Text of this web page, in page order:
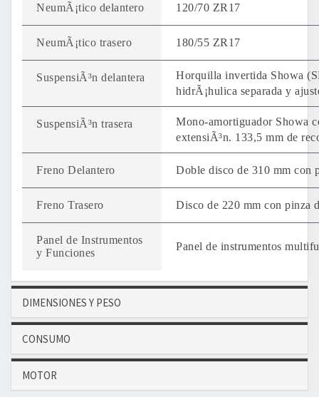
NeumÃ¡tico delantero 120/70 ZR17
NeumÃ¡tico trasero 180/55 ZR17
SuspensiÃ³n delantera
Horquilla invertida Showa
hidrÃ¡hulica separada y
SuspensiÃ³n trasera
Mono-amortiguador Showa
extensiÃ³n. 133,5 mm de
Freno Delantero Doble disco de 310 mm con
Freno Trasero Disco de 220 mm con pinza
Panel de Instrumentos
y Funciones
Panel de instrumentos
DIMENSIONES Y PESO
CONSUMO
MOTOR